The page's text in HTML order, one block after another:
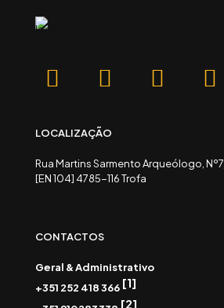
LOCALIZAÇÃO
Rua Martins Sarmento Arqueólogo, Nº7,
[EN 104] 4785-116 Trofa
CONTACTOS
Geral & Administrativo
+351 252 418 366 [1]
[2]